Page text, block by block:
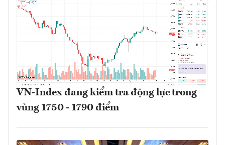
VN-Index đang kiểm tra động lực trong
vùng 1750 - 1790 điểm